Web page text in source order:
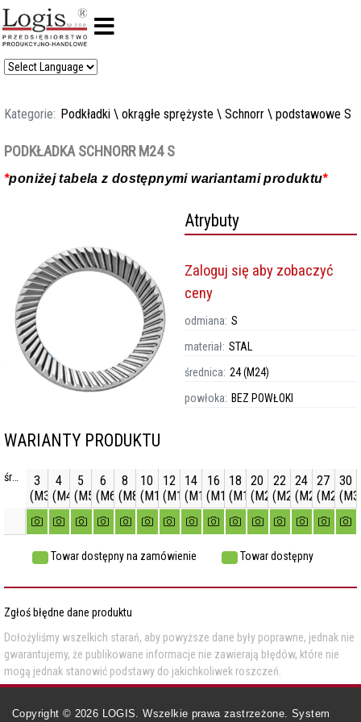
Kategorie: Podkładki \ okrągłe sprężyste \ Schnorr \ podstawowe S
PODKŁADKA SCHNORR M24 S
*poniżej tabela z dostępnymi wariantami produktu*
Atrybuty
Zaloguj się aby zobaczyć
ceny
odmiana: S
materiał: STAL
średnica: 24 (M24)
powłoka: BEZ POWŁOKI
WARIANTY PRODUKTU
3
(M3)
4
(M4)
5
(M5)
6
(M6)
8
(M8)
10
(M10)
12
(M12)
14
(M14)
16
(M16)
18
(M18)
20
(M20)
22
(M22)
24
(M24)
27
(M27)
30
Towar dostępny na zamówienie Towar dostępny
Zgłoś błędne dane produktu
Dołożyliśmy wszelkich starań, aby powyższe dane były poprawne, jednak nie
gwarantujemy, że publikowane informacje nie zawierają błędów, które nie
mogą jednak stanowić podstawy do jakichkoliwek roszczeń.
Copyright © 2026 LOGIS. Wszelkie prawa zastrzeżone. System